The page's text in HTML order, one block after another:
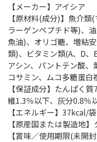
【メーカー】アイシア
【原材料(成分)】魚介
ラーゲンペプチド等)、
魚油)、オリゴ糖、増粘
類)、ビタミン類(A、D
アシン、パントテン酸
コサミン、ムコ多糖蛋
【保証成分】たんぱく
維1.3％以下、灰分0.8％
【エネルギー】37kcal/袋
【原産国または製造地】
【賞味／使用期限(未開